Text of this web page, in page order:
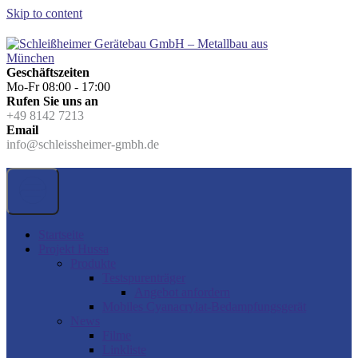
Skip to content
Schleißheimer Gerätebau GmbH - Metallbau aus München
Metall-und Gerätebau aus München Gröbenzell
Geschäftszeiten
Mo-Fr 08:00 - 17:00
Rufen Sie uns an
+49 8142 7213
Email
info@schleissheimer-gmbh.de